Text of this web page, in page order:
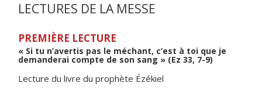
LECTURES DE LA MESSE
PREMIÈRE LECTURE
« Si tu n’avertis pas le méchant, c’est à toi que je
demanderai compte de son sang » (Ez 33, 7-9)
Lecture du livre du prophète Ézékiel